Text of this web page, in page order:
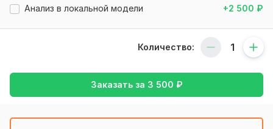
в нейросетях, а где его фактически «не существует», и
что нужно усилить, чтобы исправить ситуацию.
Пример отчета по этой услуге
Анализ в локальной модели +2 500 ₽
Количество:
Заказать за 3 500 ₽